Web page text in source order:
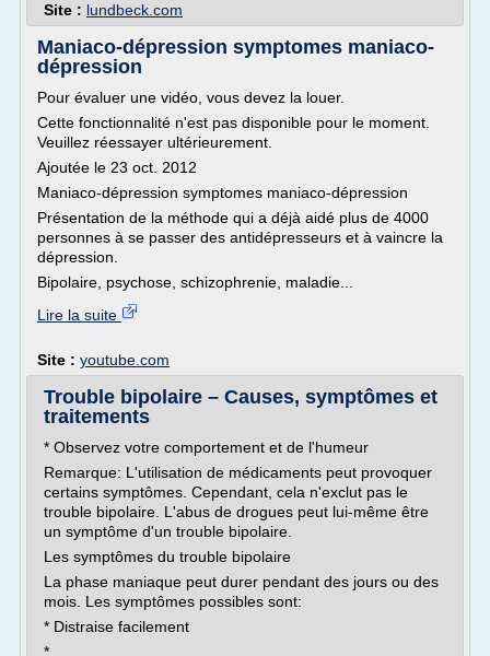
Site : lundbeck.com
Maniaco-dépression symptomes maniaco-
dépression
Pour évaluer une vidéo, vous devez la louer.
Cette fonctionnalité n'est pas disponible pour le moment.
Veuillez réessayer ultérieurement.
Ajoutée le 23 oct. 2012
Maniaco-dépression symptomes maniaco-dépression
Présentation de la méthode qui a déjà aidé plus de 4000
personnes à se passer des antidépresseurs et à vaincre la
dépression.
Bipolaire, psychose, schizophrenie, maladie...
Lire la suite
Site : youtube.com
Trouble bipolaire – Causes, symptômes et
traitements
* Observez votre comportement et de l'humeur
Remarque: L'utilisation de médicaments peut provoquer
certains symptômes. Cependant, cela n'exclut pas le
trouble bipolaire. L'abus de drogues peut lui-même être
un symptôme d'un trouble bipolaire.
Les symptômes du trouble bipolaire
La phase maniaque peut durer pendant des jours ou des
mois. Les symptômes possibles sont:
* Distraise facilement
*...